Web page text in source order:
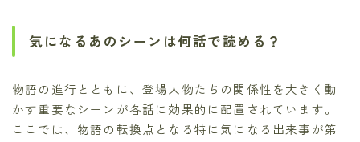
気になるあのシーンは何話で読める？
物語の進行とともに、登場人物たちの関係性を大きく動
かす重要なシーンが各話に効果的に配置されています。
ここでは、物語の転換点となる特に気になる出来事が第